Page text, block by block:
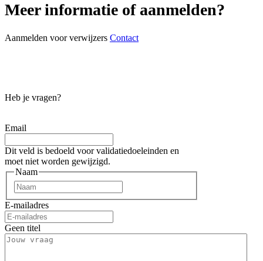
Meer informatie of aanmelden?
Aanmelden voor verwijzers Contact
Heb je vragen?
Email
Dit veld is bedoeld voor validatiedoeleinden en
moet niet worden gewijzigd.
Naam
E-mailadres
Geen titel